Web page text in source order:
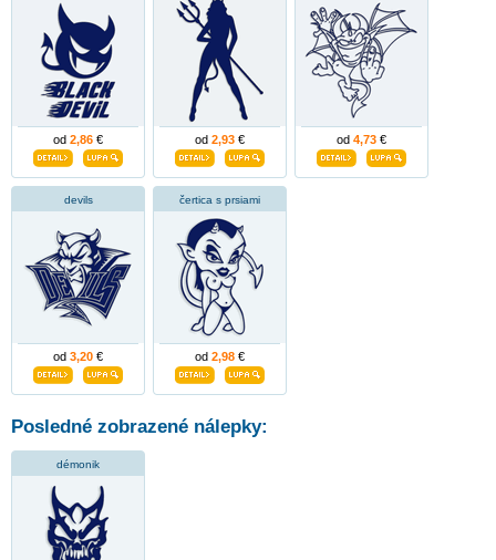
od 2,86 € od 2,93 € od 4,73 €
devils
od 3,20 €
čertica s prsiami
od 2,98 €
Posledné zobrazené nálepky:
démonik